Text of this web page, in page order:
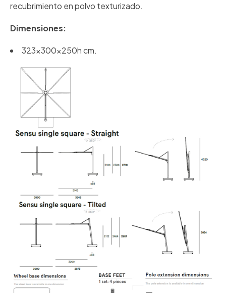
recubrimiento en polvo texturizado.
Dimensiones:
323x300x250h cm.